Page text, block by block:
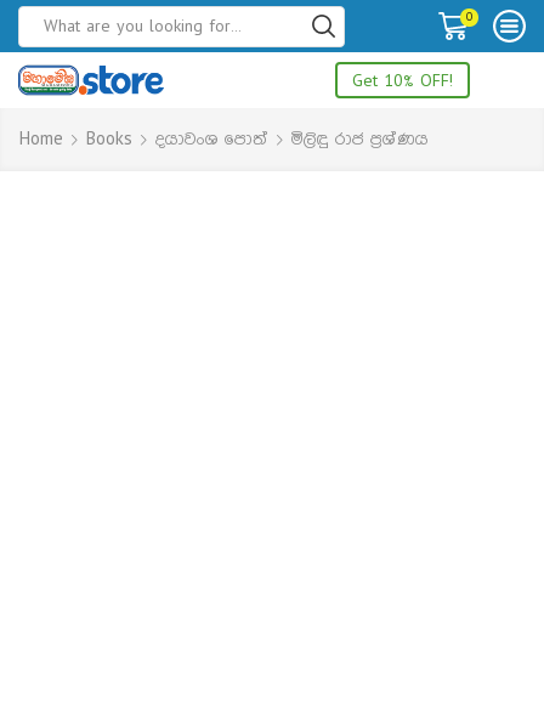
0
Get 10% OFF!
Home Books දයාවංශ පොත් මිලිඳු රාජ ප්‍රශ්ණය